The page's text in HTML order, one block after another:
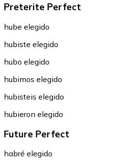
Preterite Perfect
hube elegido
hubiste elegido
hubo elegido
hubimos elegido
hubisteis elegido
hubieron elegido
Future Perfect
habré elegido